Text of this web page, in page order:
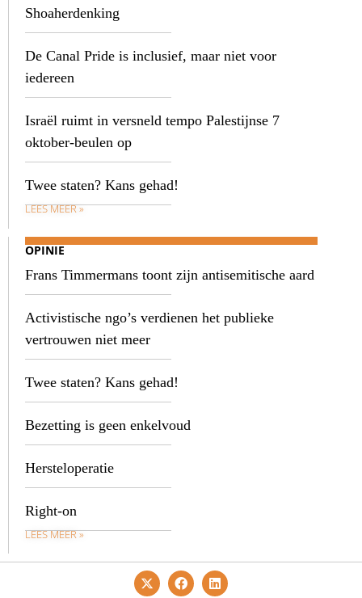
Shoaherdenking
De Canal Pride is inclusief, maar niet voor
iedereen
Israël ruimt in versneld tempo Palestijnse 7
oktober-beulen op
Twee staten? Kans gehad!
LEES MEER »
OPINIE
Frans Timmermans toont zijn antisemitische aard
Activistische ngo’s verdienen het publieke
vertrouwen niet meer
Twee staten? Kans gehad!
Bezetting is geen enkelvoud
Hersteloperatie
Right-on
LEES MEER »